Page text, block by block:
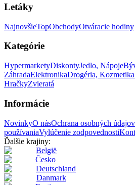
Letáky
NajnovšieTopObchodyOtváracie hodiny
Kategórie
HypermarketyDiskontyJedlo, Nápoje
ZáhradaElektronikaDrogéria, Kozmetika
HračkyZvieratá
Informácie
NovinkyO násOchrana osobných údajov
používaniaVylúčenie zodpovednosti
Ďalšie krajiny:
België
Česko
Deutschland
Danmark